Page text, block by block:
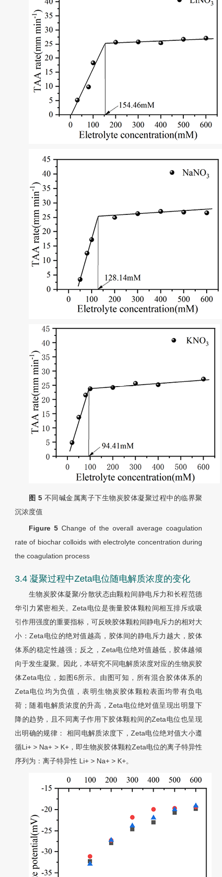
图 5 不同碱金属离子下生物炭胶体凝聚过程中的临界聚
沉浓度值
Figure 5 Change of the overall average coagulation
rate of biochar colloids with electrolyte concentration during
the coagulation process
3.4 凝聚过程中Zeta电位随电解质浓度的变化
生物炭胶体凝聚/分散状态由颗粒间静电斥力和长程范德
华引力紧密相关。Zeta电位是衡量胶体颗粒间相互排斥或吸
引作用强度的重要指标，可反映胶体颗粒间静电斥力的相对大
小：Zeta电位的绝对值越高，胶体间的静电斥力越大，胶体
体系的稳定性越强；反之，Zeta电位绝对值越低，胶体越倾
向于发生凝聚。因此，本研究不同电解质浓度对应的生物炭胶
体Zeta电位，如图6所示。由图可知，所有混合胶体体系的
Zeta电位均为负值，表明生物炭胶体颗粒表面均带有负电
荷；随着电解质浓度的升高，Zeta电位绝对值呈现出明显下
降的趋势，且不同离子作用下胶体颗粒间的Zeta电位也呈现
出明确的规律： 相同电解质浓度下，Zeta电位绝对值大小遵
循Li+ > Na+ > K+，即生物炭胶体颗粒Zeta电位的离子特异性
序列为：离子特异性 Li+ > Na+ > K+。